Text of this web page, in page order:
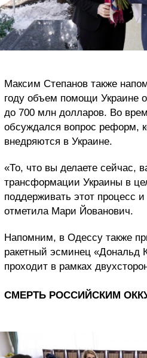
Максим Степанов также
году объем помощи Украине
до 700 млн долларов. Во
обсуждался вопрос реформ,
внедряются в Украине.
«То, что вы делаете сейчас,
трансформации Украины в
поддерживать этот процесс
отметила Мари Йованович.
Напомним, в Одессу также
ракетный эсминец «Дональд
проходит в рамках
СМЕРТЬ РОССИЙСКИМ